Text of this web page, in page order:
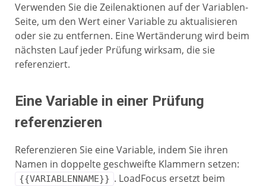
Verwenden Sie die Zeilenaktionen auf der Variablen-
Seite, um den Wert einer Variable zu aktualisieren
oder sie zu entfernen. Eine Wertänderung wird beim
nächsten Lauf jeder Prüfung wirksam, die sie
referenziert.
Eine Variable in einer Prüfung
referenzieren
Referenzieren Sie eine Variable, indem Sie ihren
Namen in doppelte geschweifte Klammern setzen:
{{VARIABLENNAME}} . LoadFocus ersetzt beim